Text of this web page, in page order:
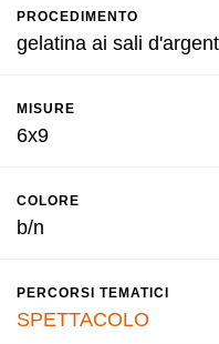
PROCEDIMENTO
gelatina ai sali
MISURE
6x9
COLORE
b/n
PERCORSI TEMATICI
SPETTACOLO